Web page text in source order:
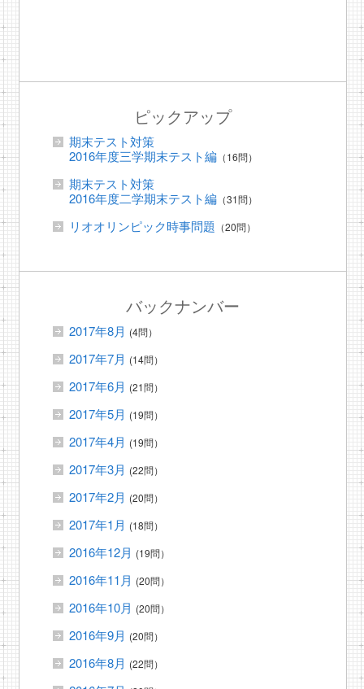
ピックアップ
期末テスト対策
2016年度三学期末テスト編（16問）
期末テスト対策
2016年度二学期末テスト編（31問）
リオオリンピック時事問題 （20問）
バックナンバー
2017年8月 (4問）
2017年7月 (14問）
2017年6月 (21問）
2017年5月 (19問）
2017年4月 (19問）
2017年3月 (22問）
2017年2月 (20問）
2017年1月 (18問）
2016年12月 (19問）
2016年11月 (20問）
2016年10月 (20問）
2016年9月 (20問）
2016年8月 (22問）